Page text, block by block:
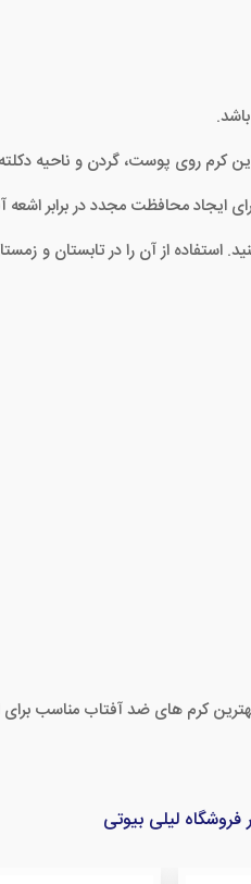
از آن را در تابستان و
کرم های ضد آفتاب مناسب
فروشگاه لیلی بیوتی